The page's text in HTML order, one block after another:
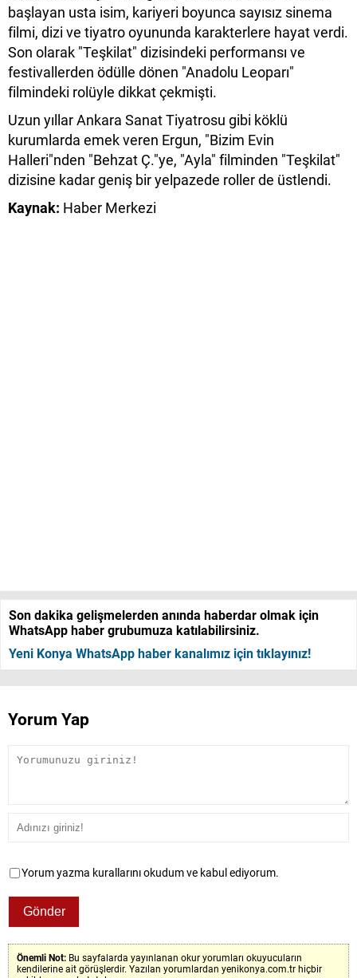
başlayan usta isim, kariyeri boyunca sayısız sinema
filmi, dizi ve tiyatro oyununda karakterlere hayat verdi.
Son olarak "Teşkilat" dizisindeki performansı ve
festivallerden ödülle dönen "Anadolu Leoparı"
filmindeki rolüyle dikkat çekmişti.
Uzun yıllar Ankara Sanat Tiyatrosu gibi köklü
kurumlarda emek veren Ergun, "Bizim Evin
Halleri"nden "Behzat Ç."ye, "Ayla" filminden "Teşkilat"
dizisine kadar geniş bir yelpazede roller de üstlendi.
Kaynak: Haber Merkezi
Son dakika gelişmelerden anında haberdar olmak için
WhatsApp haber grubumuza katılabilirsiniz.
Yeni Konya WhatsApp haber kanalımız için tıklayınız!
Yorum Yap
Yorum yazma kurallarını okudum ve kabul ediyorum.
Önemli Not: Bu sayfalarda yayınlanan okur yorumları okuyucuların
kendilerine ait görüşlerdir. Yazılan yorumlardan yenikonya.com.tr hiçbir